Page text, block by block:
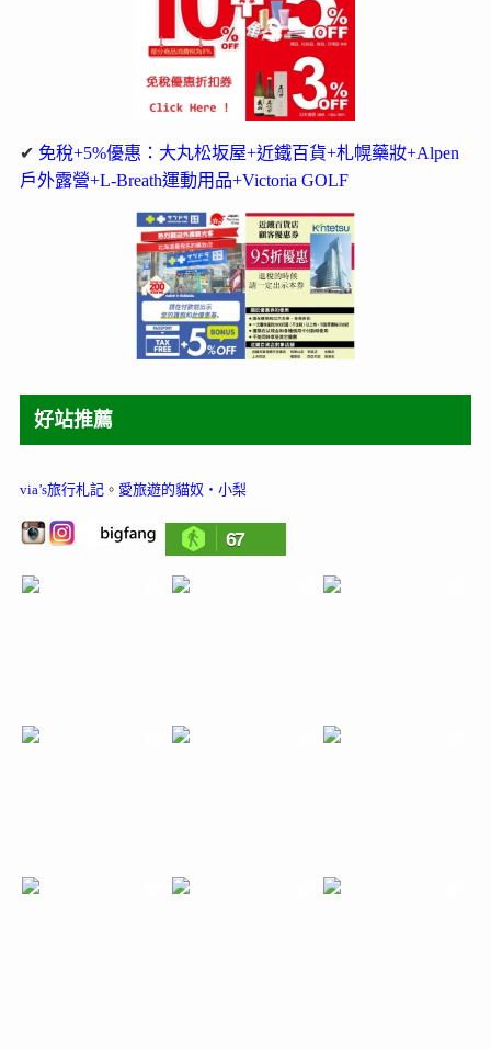
✔ 免稅+5%優惠：大丸松坂屋+近鐵百貨+札幌藥妝+Alpen
戶外露營+L-Breath運動用品+Victoria GOLF
好站推薦
via’s旅行札記。 愛旅遊的貓奴‧小梨
67